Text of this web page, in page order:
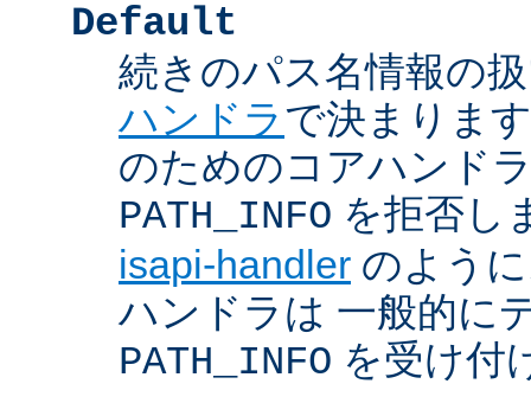
Default
続きのパス名情報の
ハンドラで決まりま
のためのコアハンド
PATH_INFO を拒否し
isapi-handler のよう
ハンドラは 一般的に
PATH_INFO を受け付